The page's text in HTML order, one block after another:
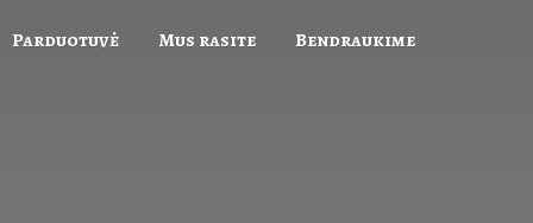
Parduotuvė Mus rasite Bendraukime